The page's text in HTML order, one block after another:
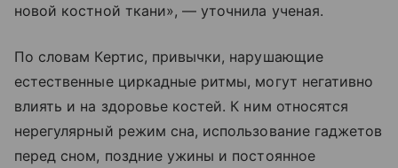
новой костной ткани», — уточнила ученая.
По словам Кертис, привычки, нарушающие
естественные циркадные ритмы, могут негативно
влиять и на здоровье костей. К ним относятся
нерегулярный режим сна, использование гаджетов
перед сном, поздние ужины и постоянное